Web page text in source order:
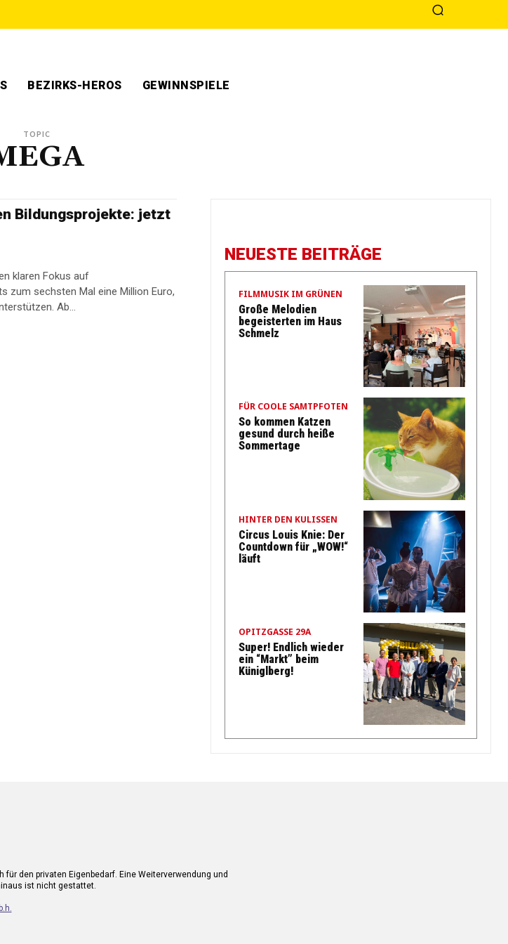
BEZIRKS-HEROS GEWINNSPIELE
TOPIC
Bildungsprojekte: jetzt
klaren Fokus auf
zum sechsten Mal eine Million Euro,
Ab...
NEUESTE BEITRÄGE
FILMMUSIK IM GRÜNEN
Große Melodien
begeisterten im Haus
Schmelz
FÜR COOLE SAMTPFOTEN
So kommen Katzen
gesund durch heiße
Sommertage
HINTER DEN KULISSEN
Circus Louis Knie: Der
Countdown für „WOW!“
läuft
OPITZGASSE 29A
Super! Endlich wieder
ein “Markt” beim
Küniglberg!
den privaten Eigenbedarf. Eine Weiterverwendung und
ist nicht gestattet.